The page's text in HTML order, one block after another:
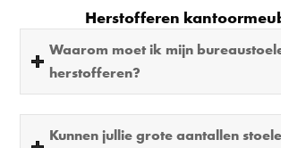
Herstofferen
Waarom moet ik mijn
herstofferen?
Kunnen jullie grote aantallen